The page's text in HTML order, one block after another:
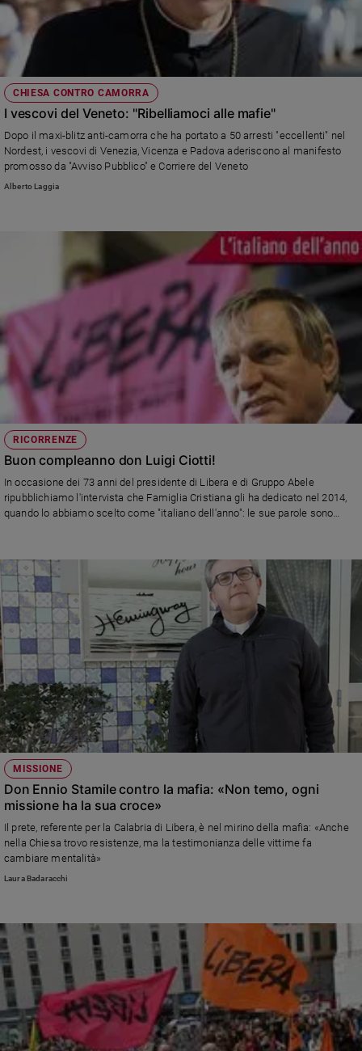
CHIESA CONTRO CAMORRA
I vescovi del Veneto: "Ribelliamoci alle mafie"
Dopo il maxi-blitz anti-camorra che ha portato a 50 arresti "eccellenti" nel
Nordest, i vescovi di Venezia, Vicenza e Padova aderiscono al manifesto
promosso da "Avviso Pubblico" e Corriere del Veneto
Alberto Laggia
RICORRENZE
Buon compleanno don Luigi Ciotti!
In occasione dei 73 anni del presidente di Libera e di Gruppo Abele
ripubblichiamo l'intervista che Famiglia Cristiana gli ha dedicato nel 2014,
quando lo abbiamo scelto come "italiano dell'anno": le sue parole sono
MISSIONE
Don Ennio Stamile contro la mafia: «Non temo, ogni
missione ha la sua croce»
Il prete, referente per la Calabria di Libera, è nel mirino della mafia: «Anche
nella Chiesa trovo resistenze, ma la testimonianza delle vittime fa
cambiare mentalità»
Laura Badaracchi